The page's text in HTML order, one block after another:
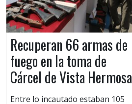
Recuperan 66 armas de
fuego en la toma de
Cárcel de Vista Hermosa
Entre lo incautado estaban 105